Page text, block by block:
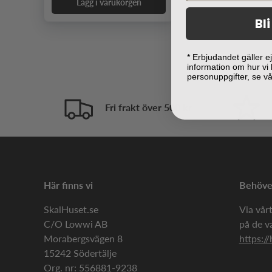
Fri frakt över 500 kr
Här finns vi
SkalHuset.se
C/O Lowwi AB
Morabergsvägen 8
15242 Södertälje
Org. nr: 556881-9238
Via
på de
https://
* Erbjudandet gäller
information om hur vi
personuppgifter, se